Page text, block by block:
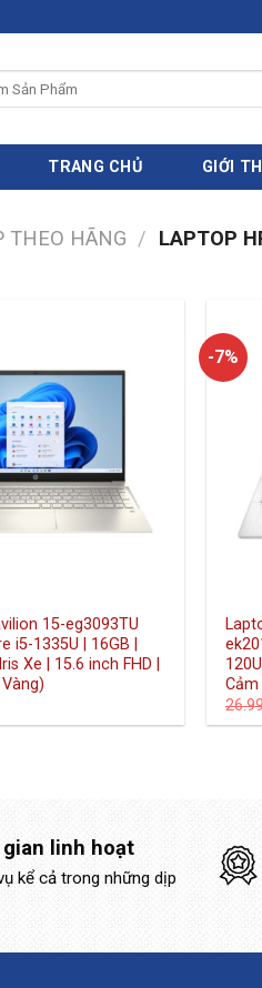
TRANG CHỦ GIỚI
THEO HÃNG / LAPTOP
15-eg3093TU
i5-1335U | 16GB |
Xe | 15.6 inch FHD |
-7%
linh hoạt
kể cả trong những dịp